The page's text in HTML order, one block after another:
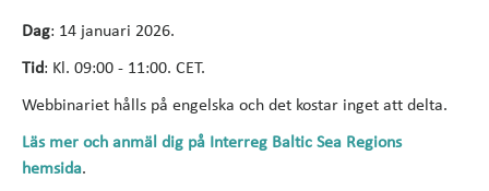
Dag: 14 januari 2026.
Tid: Kl. 09:00 - 11:00. CET.
Webbinariet hålls på engelska och det kostar inget att delta.
Läs mer och anmäl dig på Interreg Baltic Sea Regions
hemsida.